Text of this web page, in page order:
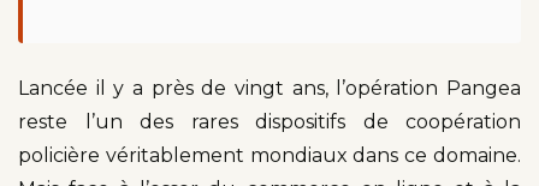
Lancée il y a près de vingt ans, l’opération Pangea
reste l’un des rares dispositifs de coopération
policière véritablement mondiaux dans ce domaine.